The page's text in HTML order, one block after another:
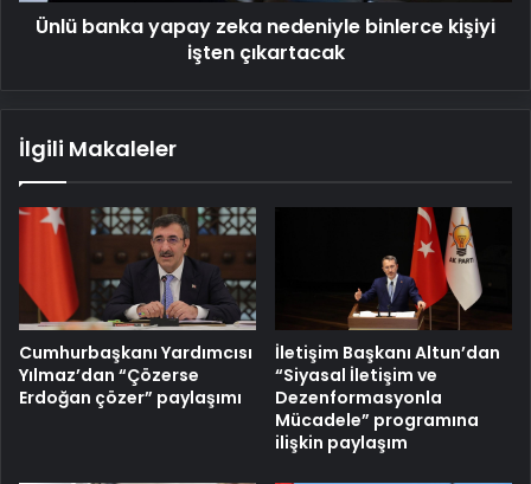
Ünlü banka yapay zeka nedeniyle binlerce kişiyi
işten çıkartacak
İlgili Makaleler
Cumhurbaşkanı Yardımcısı
Yılmaz’dan “Çözerse
Erdoğan çözer” paylaşımı
İletişim Başkanı Altun’dan
“Siyasal İletişim ve
Dezenformasyonla
Mücadele” programına
ilişkin paylaşım